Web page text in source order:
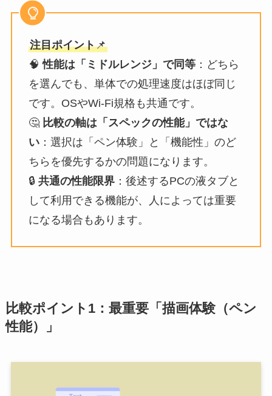
注目ポイント📌
🧠性能は「ミドルレンジ」で同等：どちら
を選んでも、単体での処理速度はほぼ同じ
です。OSやWi-Fi規格も共通です。
🤔 比較の軸は「スペックの性能」ではな
い：選択は「ペン体験」と「機能性」のど
ちらを優先するかの問題になります。
🔒 共通の性能限界：後述するPCの液タブと
して利用できる機能が、人によっては重要
になる場合もあります。
比較ポイント1：最重要「描画体験（ペン
性能）」